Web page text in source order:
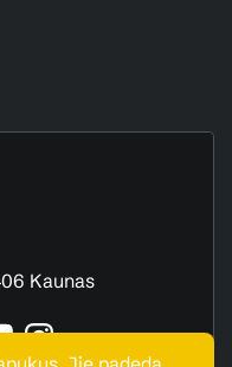
Kaunas